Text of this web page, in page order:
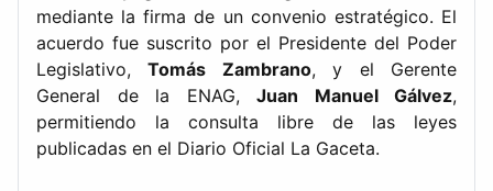
mediante la firma de un convenio estratégico. El
acuerdo fue suscrito por el Presidente del Poder
Legislativo,Tomás Zambrano, y el Gerente
General de la ENAG, Juan Manuel Gálvez,
permitiendo la consulta libre de las leyes
publicadas en el Diario Oficial La Gaceta.